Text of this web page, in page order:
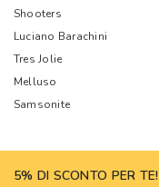
Shooters
Luciano Barachini
Tres Jolie
Melluso
Samsonite
5% DI SCONTO PER TE!